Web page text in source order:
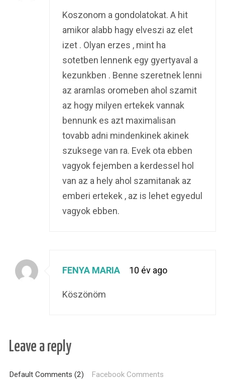
Koszonom a gondolatokat. A hit
amikor alabb hagy elveszi az elet
izet . Olyan erzes , mint ha
sotetben lennenk egy gyertyaval a
kezunkben . Benne szeretnek lenni
az aramlas oromeben ahol szamit
az hogy milyen ertekek vannak
bennunk es azt maximalisan
tovabb adni mindenkinek akinek
szuksege van ra. Evek ota ebben
vagyok fejemben a kerdessel hol
van az a hely ahol szamitanak az
emberi ertekek , az is lehet egyedul
vagyok ebben.
FENYA MARIA 10 év ago
Köszönöm
Leave a reply
Default Comments (2) Facebook Comments